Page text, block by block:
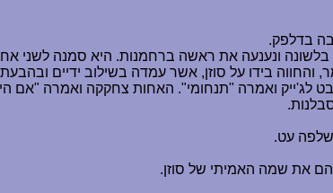
בדלפק.
ונענעה את ראשה ברחמנות. היא סמנה לשני
והחווה בידו על סוזן, אשר עמדה בשילוב ידיים
לג'ייק ואמרה "תנחומי". האחות צחקקה ואמרה "אם
עט.
את שמה האמיתי של סוזן.